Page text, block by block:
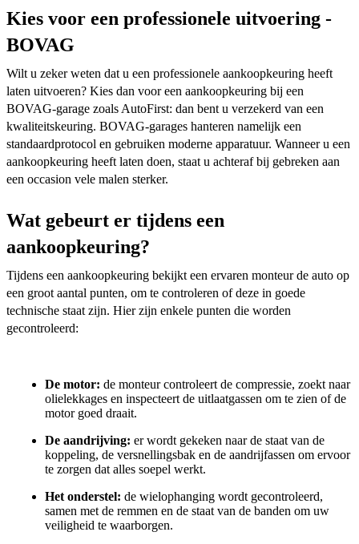
Kies voor een professionele uitvoering -
BOVAG
Wilt u zeker weten dat u een professionele aankoopkeuring heeft
laten uitvoeren? Kies dan voor een aankoopkeuring bij een
BOVAG-garage zoals AutoFirst: dan bent u verzekerd van een
kwaliteitskeuring. BOVAG-garages hanteren namelijk een
standaardprotocol en gebruiken moderne apparatuur. Wanneer u een
aankoopkeuring heeft laten doen, staat u achteraf bij gebreken aan
een occasion vele malen sterker.
Wat gebeurt er tijdens een
aankoopkeuring?
Tijdens een aankoopkeuring bekijkt een ervaren monteur de auto op
een groot aantal punten, om te controleren of deze in goede
technische staat zijn. Hier zijn enkele punten die worden
gecontroleerd:
De motor: de monteur controleert de compressie, zoekt naar
olielekkages en inspecteert de uitlaatgassen om te zien of de
motor goed draait.
De aandrijving: er wordt gekeken naar de staat van de
koppeling, de versnellingsbak en de aandrijfassen om ervoor
te zorgen dat alles soepel werkt.
Het onderstel: de wielophanging wordt gecontroleerd,
samen met de remmen en de staat van de banden om uw
veiligheid te waarborgen.